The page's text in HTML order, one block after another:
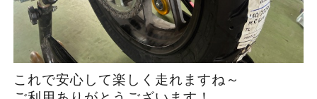
これで安心して楽しく走れますね～